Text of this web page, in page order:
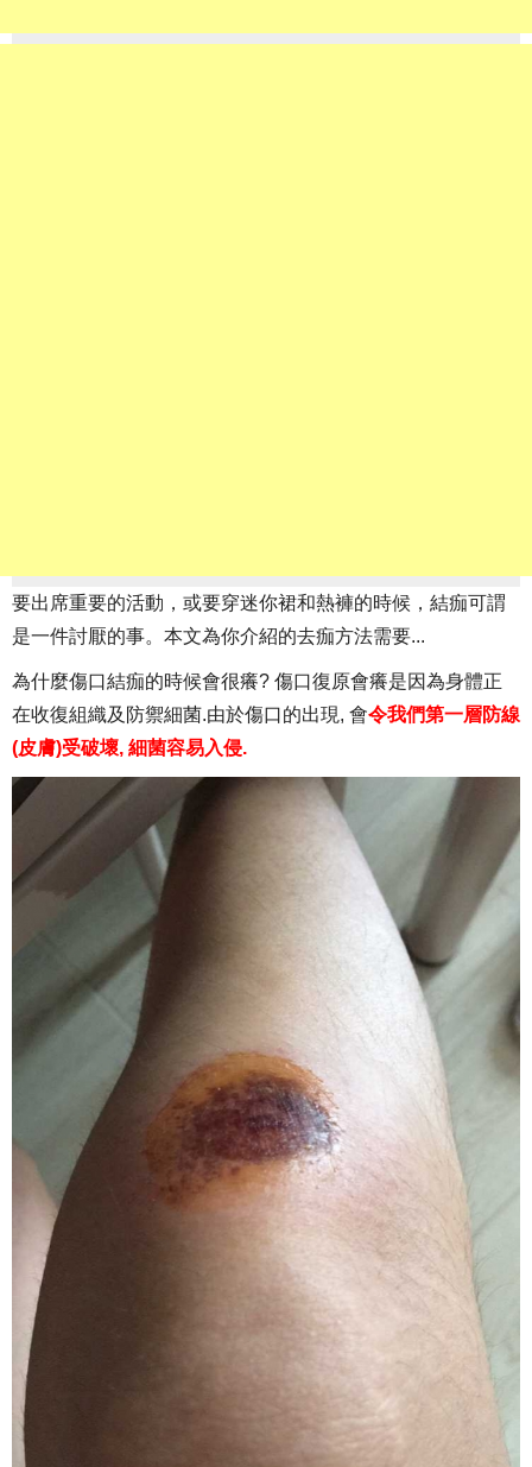
要出席重要的活動，或要穿迷你裙和熱褲的時候，結痂可謂
是一件討厭的事。本文為你介紹的去痂方法需要...
為什麼傷口結痂的時候會很癢? 傷口復原會癢是因為身體正
在收復組織及防禦細菌.由於傷口的出現, 會令我們第一層防線
(皮膚)受破壞, 細菌容易入侵.